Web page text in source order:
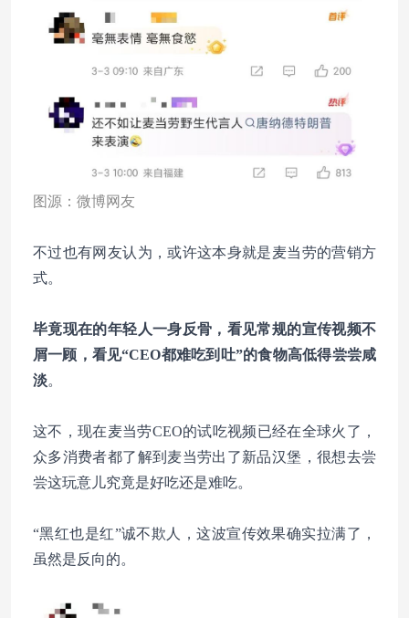
图源：微博网友
不过也有网友认为，或许这本身就是麦当劳的营销方
式。
毕竟现在的年轻人一身反骨，看见常规的宣传视频不
屑一顾，看见“CEO都难吃到吐”的食物高低得尝尝咸
淡。
这不，现在麦当劳CEO的试吃视频已经在全球火了，
众多消费者都了解到麦当劳出了新品汉堡，很想去尝
尝这玩意儿究竟是好吃还是难吃。
“黑红也是红”诚不欺人，这波宣传效果确实拉满了，
虽然是反向的。